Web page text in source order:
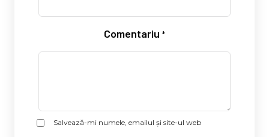
Comentariu *
Salvează-mi numele, emailul și site-ul web